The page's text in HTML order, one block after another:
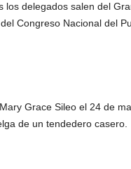
delegados salen del
Congreso Nacional del
Grace Sileo el 24 de
de un tendedero casero.